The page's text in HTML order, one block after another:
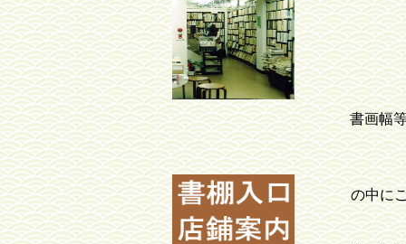
九州
書画幅
文学
店舗
の中に
一階